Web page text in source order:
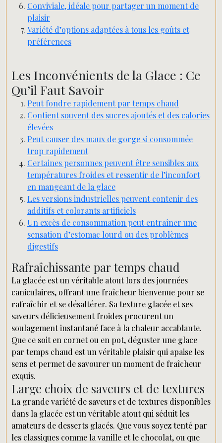
Conviviale, idéale pour partager un moment de
plaisir
Variété d’options adaptées à tous les goûts et
préférences
Les Inconvénients de la Glace : Ce
Qu’il Faut Savoir
Peut fondre rapidement par temps chaud
Contient souvent des sucres ajoutés et des calories
élevées
Peut causer des maux de gorge si consommée
trop rapidement
Certaines personnes peuvent être sensibles aux
températures froides et ressentir de l’inconfort
en mangeant de la glace
Les versions industrielles peuvent contenir des
additifs et colorants artificiels
Un excès de consommation peut entraîner une
sensation d’estomac lourd ou des problèmes
digestifs
Rafraîchissante par temps chaud
La glacée est un véritable atout lors des journées
caniculaires, offrant une fraîcheur bienvenue pour se
rafraîchir et se désaltérer. Sa texture glacée et ses
saveurs délicieusement froides procurent un
soulagement instantané face à la chaleur accablante.
Que ce soit en cornet ou en pot, déguster une glace
par temps chaud est un véritable plaisir qui apaise les
sens et permet de savourer un moment de fraîcheur
exquis.
Large choix de saveurs et de textures
La grande variété de saveurs et de textures disponibles
dans la glacée est un véritable atout qui séduit les
amateurs de desserts glacés. Que vous soyez tenté par
les classiques comme la vanille et le chocolat, ou que